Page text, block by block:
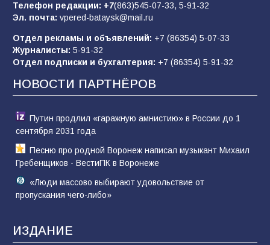
«Слухами Москву не возьмёшь»: почему
заявления Киева о мобилизации — это
отчаяние, а не разведка
81 02.08.2026
Телефон редакции: +7(863)545-07-33, 5-91-32
Эл. почта: vpered-bataysk@mail.ru
Отдел рекламы и объявлений: +7 (86354) 5-07-33
Журналисты: 5-91-32
Отдел подписки и бухгалтерия: +7 (86354) 5-91-32
НОВОСТИ ПАРТНЁРОВ
Путин продлил «гаражную амнистию» в России до 1
сентября 2031 года
Песню про родной Воронеж написал музыкант Михаил
Гребенщиков - ВестиПК в Воронеже
«Люди массово выбирают удовольствие от
пропускания чего-либо»
ИЗДАНИЕ